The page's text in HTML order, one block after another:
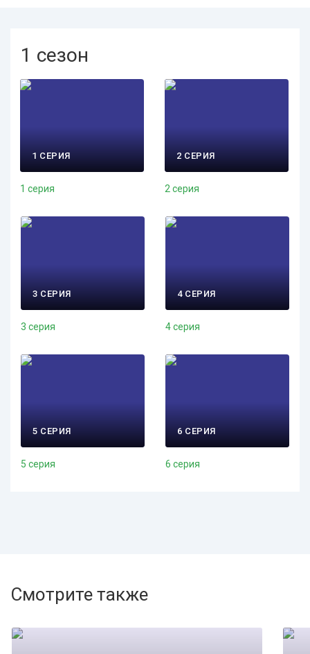
1 сезон
1 СЕРИЯ
1 серия
2 СЕРИЯ
2 серия
3 СЕРИЯ
3 серия
4 СЕРИЯ
4 серия
5 СЕРИЯ
5 серия
6 СЕРИЯ
6 серия
Смотрите также